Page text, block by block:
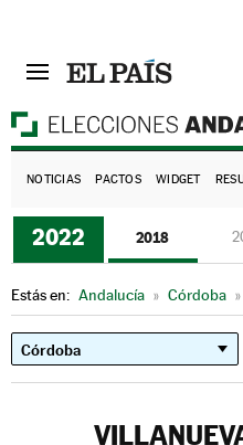
NOTICIAS PACTOS WIDGET
2022 2018
Estás en: Andalucía » Córdoba »